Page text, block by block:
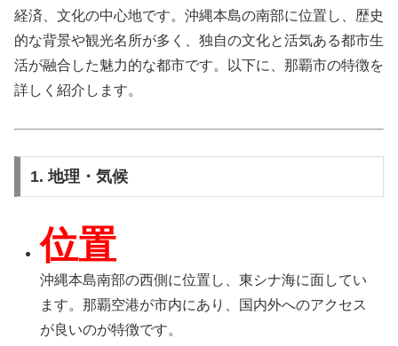
経済、文化の中心地です。沖縄本島の南部に位置し、歴史
的な背景や観光名所が多く、独自の文化と活気ある都市生
活が融合した魅力的な都市です。以下に、那覇市の特徴を
詳しく紹介します。
1. 地理・気候
位置
沖縄本島南部の西側に位置し、東シナ海に面してい
ます。那覇空港が市内にあり、国内外へのアクセス
が良いのが特徴です。